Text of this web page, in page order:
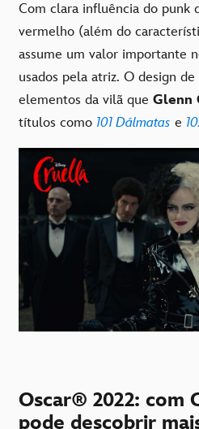
Com clara influência do punk
vermelho (além do
assume um valor importante
usados ​​pela atriz. O design
elementos da vilã que Glenn
títulos como 101 Dálmatas e
Oscar® 2022: com
pode descobrir